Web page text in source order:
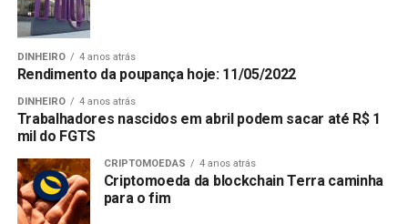
DINHEIRO 4 anos atrás
Rendimento da poupança hoje: 11/05/2022
DINHEIRO 4 anos atrás
Trabalhadores nascidos em abril podem sacar até R$ 1
mil do FGTS
CRIPTOMOEDAS 4 anos atrás
Criptomoeda da blockchain Terra caminha
para o fim